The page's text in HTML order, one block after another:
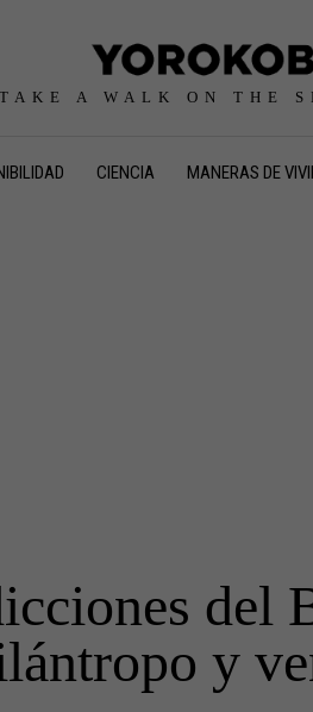
TAKE A WALK ON THE
CIENCIA MANERAS DE
del
y